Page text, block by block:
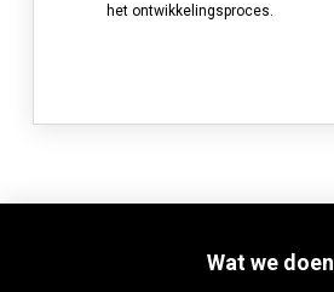
het ontwikkelingsproces.
Wat we doen